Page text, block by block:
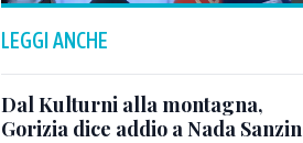
LEGGI ANCHE
Dal Kulturni alla montagna,
Gorizia dice addio a Nada Sanzin